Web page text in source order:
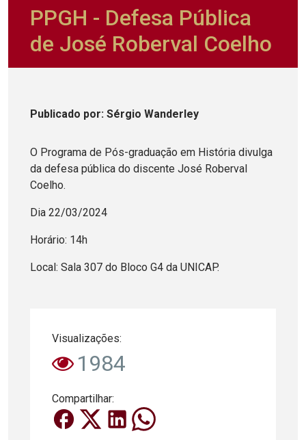
PPGH - Defesa Pública
de José Roberval Coelho
Publicado por: Sérgio Wanderley
O Programa de Pós-graduação em História divulga
da defesa pública do discente José Roberval
Coelho.
Dia 22/03/2024
Horário: 14h
Local: Sala 307 do Bloco G4 da UNICAP.
Visualizações:
1984
Compartilhar: